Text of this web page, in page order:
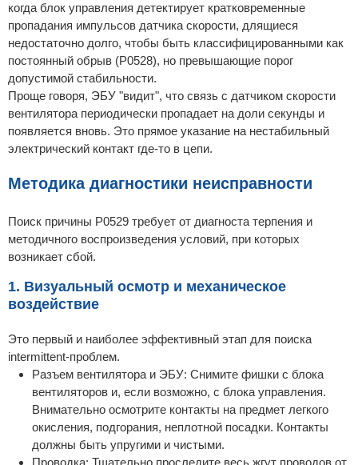
когда блок управления детектирует кратковременные
пропадания импульсов датчика скорости, длящиеся
недостаточно долго, чтобы быть классифицированными как
постоянный обрыв (P0528), но превышающие порог
допустимой стабильности.
Проще говоря, ЭБУ "видит", что связь с датчиком скорости
вентилятора периодически пропадает на доли секунды и
появляется вновь. Это прямое указание на нестабильный
электрический контакт где-то в цепи.
Методика диагностики неисправности
Поиск причины P0529 требует от диагноста терпения и
методичного воспроизведения условий, при которых
возникает сбой.
1. Визуальный осмотр и механическое
воздействие
Это первый и наиболее эффективный этап для поиска
intermittent-проблем.
Разъем вентилятора и ЭБУ: Снимите фишки с блока
вентиляторов и, если возможно, с блока управления.
Внимательно осмотрите контакты на предмет легкого
окисления, подгорания, неплотной посадки. Контакты
должны быть упругими и чистыми.
Проводка: Тщательно проследите весь жгут проводов от